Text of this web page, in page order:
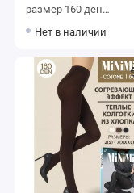
размер 160 ден
Нет в наличии